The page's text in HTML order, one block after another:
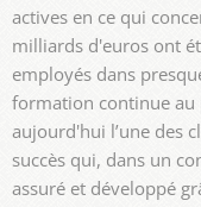
actives en ce qui
milliards d'euros ont
employés dans
formation continue au
aujourd'hui l’une des
succès qui, dans un
assuré et développé